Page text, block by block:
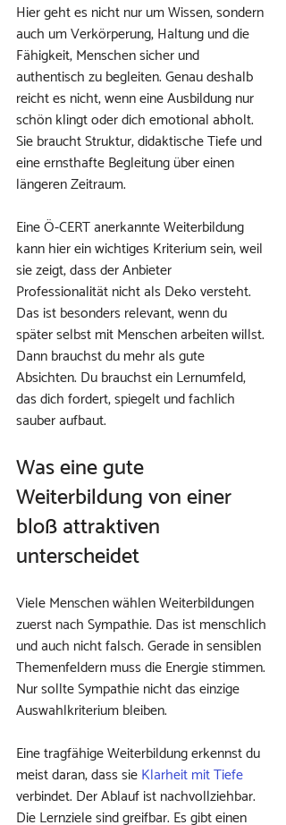
Hier geht es nicht nur um Wissen, sondern
auch um Verkörperung, Haltung und die
Fähigkeit, Menschen sicher und
authentisch zu begleiten. Genau deshalb
reicht es nicht, wenn eine Ausbildung nur
schön klingt oder dich emotional abholt.
Sie braucht Struktur, didaktische Tiefe und
eine ernsthafte Begleitung über einen
längeren Zeitraum.
Eine Ö-CERT anerkannte Weiterbildung
kann hier ein wichtiges Kriterium sein, weil
sie zeigt, dass der Anbieter
Professionalität nicht als Deko versteht.
Das ist besonders relevant, wenn du
später selbst mit Menschen arbeiten willst.
Dann brauchst du mehr als gute
Absichten. Du brauchst ein Lernumfeld,
das dich fordert, spiegelt und fachlich
sauber aufbaut.
Was eine gute
Weiterbildung von einer
bloß attraktiven
unterscheidet
Viele Menschen wählen Weiterbildungen
zuerst nach Sympathie. Das ist menschlich
und auch nicht falsch. Gerade in sensiblen
Themenfeldern muss die Energie stimmen.
Nur sollte Sympathie nicht das einzige
Auswahlkriterium bleiben.
Eine tragfähige Weiterbildung erkennst du
meist daran, dass sie Klarheit mit Tiefe
verbindet. Der Ablauf ist nachvollziehbar.
Die Lernziele sind greifbar. Es gibt einen